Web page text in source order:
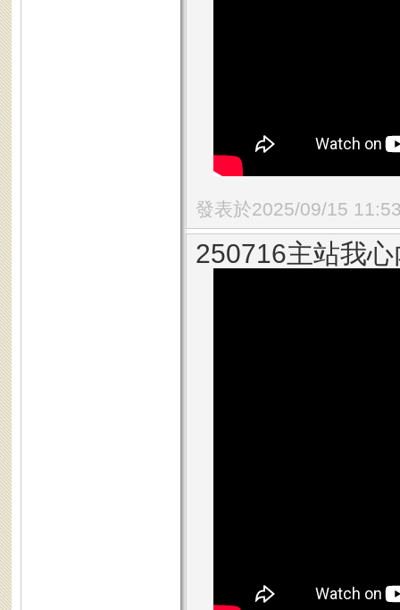
發表於2025/09/15
250716主站我